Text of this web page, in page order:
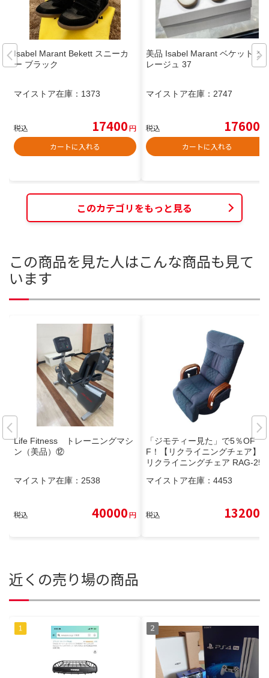
Isabel Marant Bekett スニーカ
ー ブラック
マイストア在庫： 1373
税込 17400円
カートに入れる
美品 Isabel Marant ベケット グ
レージュ 37
マイストア在庫： 2747
税込 17600
カートに入れる
このカテゴリをもっと見る
この商品を見た人はこんな商品も見て
います
Life Fitness トレーニングマシ
ン（美品）⑫
マイストア在庫： 2538
税込 40000円
「ジモティー見た」で5％OF
F！【リクライニングチェア】
リクライニングチェア RAG-250
1人掛けソファ 布製:ブルー
マイストア在庫： 4453
税込 13200
近くの売り場の商品